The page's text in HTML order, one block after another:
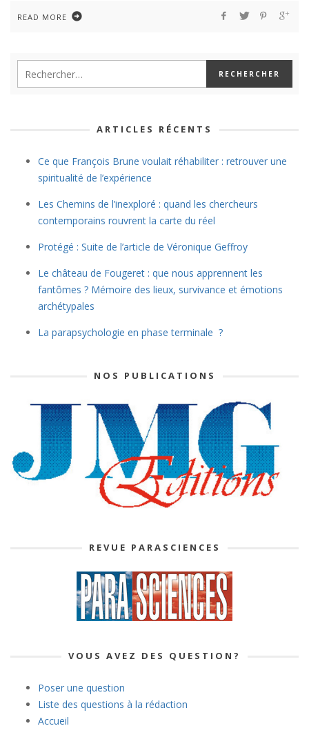
READ MORE
ARTICLES RÉCENTS
Ce que François Brune voulait réhabiliter : retrouver une
spiritualité de l’expérience
Les Chemins de l’inexploré : quand les chercheurs
contemporains rouvrent la carte du réel
Protégé : Suite de l’article de Véronique Geffroy
Le château de Fougeret : que nous apprennent les
fantômes ? Mémoire des lieux, survivance et émotions
archétypales
La parapsychologie en phase terminale ?
NOS PUBLICATIONS
REVUE PARASCIENCES
VOUS AVEZ DES QUESTION?
Poser une question
Liste des questions à la rédaction
Accueil